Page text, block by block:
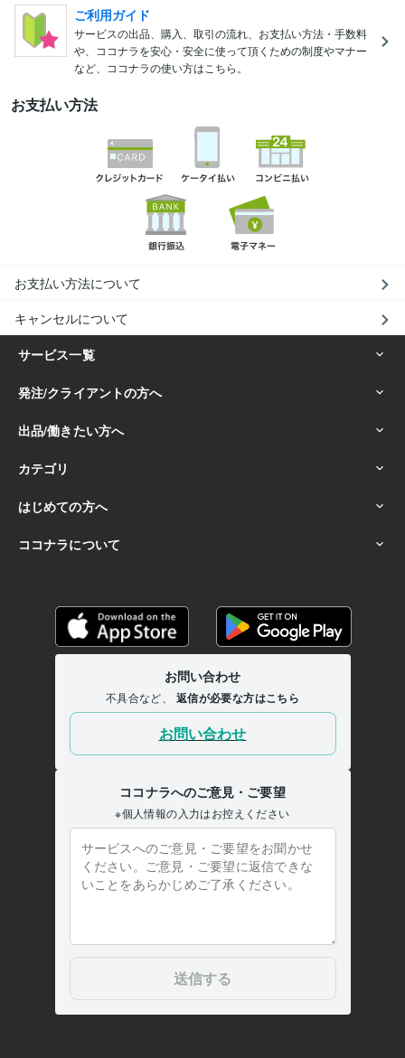
ご利用ガイド
サービスの出品、購入、取引の流れ、お支払い方法・手数料
や、ココナラを安心・安全に使って頂くための制度やマナー
など、ココナラの使い方はこちら。
お支払い方法
お支払い方法について
キャンセルについて